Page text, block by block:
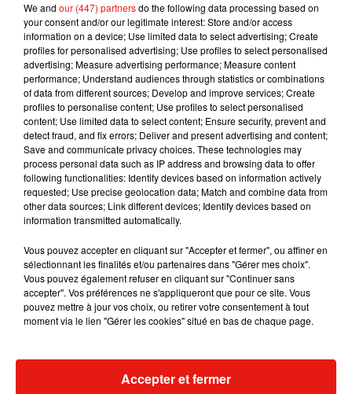
7 août 2026
7 août 2026
Angèle et Amélie Lens dévoilent leur
collaboration tant attendue
6 août 2026
Il y a 10 ans, DJ Snake changeait de
dimension avec son premier...
3 août 2026
Fred again.. et Latin Mafia dévoilent enfin
leur mixtape créée en...
We and our (447) partnersdo the following data processing based on
your consent and/or our legitimate interest: Store and/or access
information on a device; Use limited data to select advertising; Create
profiles for personalised advertising; Use profiles to select personalised
advertising; Measure advertising performance; Measure content
performance; Understand audiences through statistics or combinations
of data from different sources; Develop and improve services; Create
profiles to personalise content; Use profiles to select personalised
content; Use limited data to select content; Ensure security, prevent and
detect fraud, and fix errors; Deliver and present advertising and content;
Save and communicate privacy choices. These technologies may
process personal data such as IP address and browsing data to offer
following functionalities: Identify devices based on information actively
requested; Use precise geolocation data; Match and combine data from
other data sources; Link different devices; Identify devices based on
information transmitted automatically.
Vous pouvez accepter en cliquant sur "Accepter et fermer", ou affiner en
sélectionnant les finalités et/ou partenaires dans "Gérer mes choix".
Vous pouvez également refuser en cliquant sur "Continuer sans
accepter". Vos préférences ne s'appliqueront que pour ce site. Vous
pouvez mettre à jour vos choix, ou retirer votre consentement à tout
moment via le lien "Gérer les cookies" situé en bas de chaque page.
Accepter et fermer